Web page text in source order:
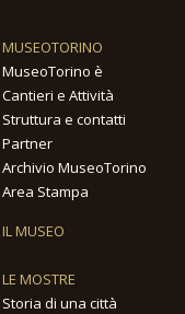
MUSEOTORINO
MuseoTorino è
Cantieri e Attività
Struttura e contatti
Partner
Archivio MuseoTorino
Area Stampa
IL MUSEO
LE MOSTRE
Storia di una città